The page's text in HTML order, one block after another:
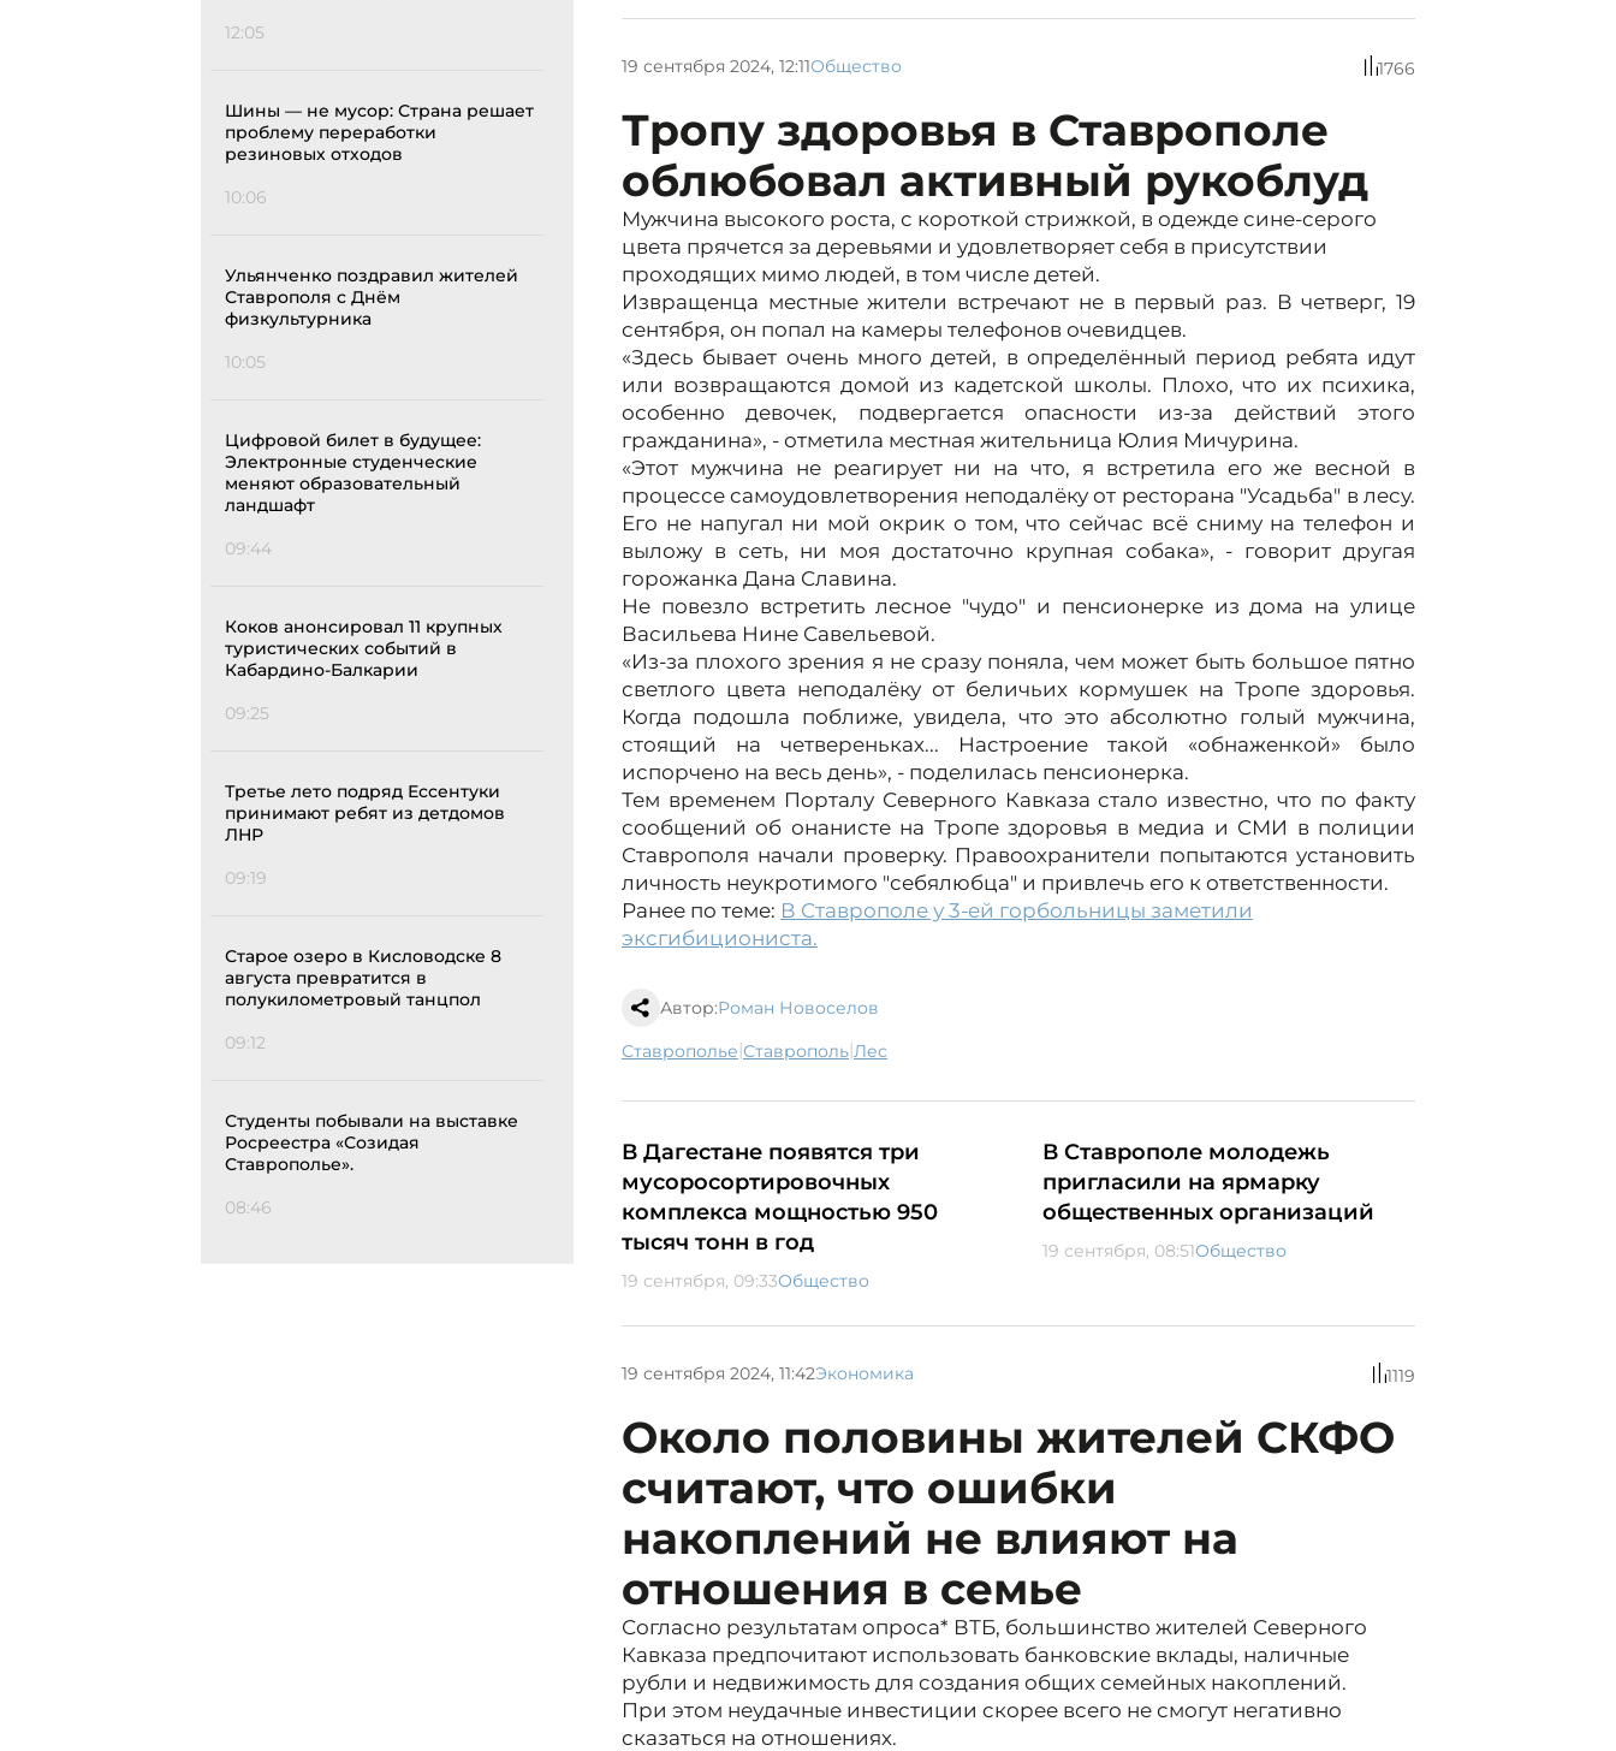
12:05
Шины — не мусор: Страна решает
проблему переработки
резиновых отходов
10:06
Ульянченко поздравил жителей
Ставрополя с Днём
физкультурника
10:05
Цифровой билет в будущее:
Электронные студенческие
меняют образовательный
ландшафт
09:44
Коков анонсировал 11 крупных
туристических событий в
Кабардино-Балкарии
09:25
Третье лето подряд Ессентуки
принимают ребят из детдомов
ЛНР
09:19
Старое озеро в Кисловодске 8
августа превратится в
полукилометровый танцпол
09:12
Студенты побывали на выставке
Росреестра «Созидая
Ставрополье».
08:46
19 сентября 2024, 12:11Общество 1766
Тропу здоровья в Ставрополе
облюбовал активный рукоблуд
Мужчина высокого роста, с короткой стрижкой, в одежде сине-серого
цвета прячется за деревьями и удовлетворяет себя в присутствии
проходящих мимо людей, в том числе детей.
Извращенца местные жители встречают не в первый раз. В четверг, 19
сентября, он попал на камеры телефонов очевидцев.
«Здесь бывает очень много детей, в определённый период ребята идут
или возвращаются домой из кадетской школы. Плохо, что их психика,
особенно девочек, подвергается опасности из-за действий этого
гражданина», - отметила местная жительница Юлия Мичурина.
«Этот мужчина не реагирует ни на что, я встретила его же весной в
процессе самоудовлетворения неподалёку от ресторана "Усадьба" в лесу.
Его не напугал ни мой окрик о том, что сейчас всё сниму на телефон и
выложу в сеть, ни моя достаточно крупная собака», - говорит другая
горожанка Дана Славина.
Не повезло встретить лесное "чудо" и пенсионерке из дома на улице
Васильева Нине Савельевой.
«Из-за плохого зрения я не сразу поняла, чем может быть большое пятно
светлого цвета неподалёку от беличьих кормушек на Тропе здоровья.
Когда подошла поближе, увидела, что это абсолютно голый мужчина,
стоящий на четвереньках... Настроение такой «обнаженкой» было
испорчено на весь день», - поделилась пенсионерка.
Тем временем Порталу Северного Кавказа стало известно, что по факту
сообщений об онанисте на Тропе здоровья в медиа и СМИ в полиции
Ставрополя начали проверку. Правоохранители попытаются установить
личность неукротимого "себялюбца" и привлечь его к ответственности.
Ранее по теме: В Ставрополе у 3-ей горбольницы заметили
эксгибициониста.
Автор:Роман Новоселов
Ставрополье| Ставрополь| лес
В Дагестане появятся три
мусоросортировочных
комплекса мощностью 950
тысяч тонн в год
19 сентября, 09:33Общество
В Ставрополе молодежь
пригласили на ярмарку
общественных организаций
19 сентября, 08:51Общество
19 сентября 2024, 11:42Экономика 1119
Около половины жителей СКФО
считают, что ошибки
накоплений не влияют на
отношения в семье
Согласно результатам опроса* ВТБ, большинство жителей Северного
Кавказа предпочитают использовать банковские вклады, наличные
рубли и недвижимость для создания общих семейных накоплений.
При этом неудачные инвестиции скорее всего не смогут негативно
сказаться на отношениях.